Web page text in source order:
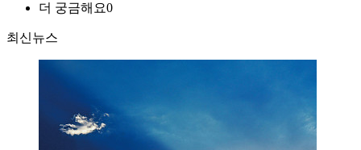
더 궁금해요0
최신뉴스